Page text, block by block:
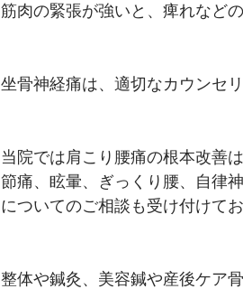
筋肉の緊張が強いと、痺れなど
坐骨神経痛は、適切なカウンセ
当院では肩こり腰痛の根本改善
節痛、眩暈、ぎっくり腰、自律
についてのご相談も受け付けてお
整体や鍼灸、美容鍼や産後ケア